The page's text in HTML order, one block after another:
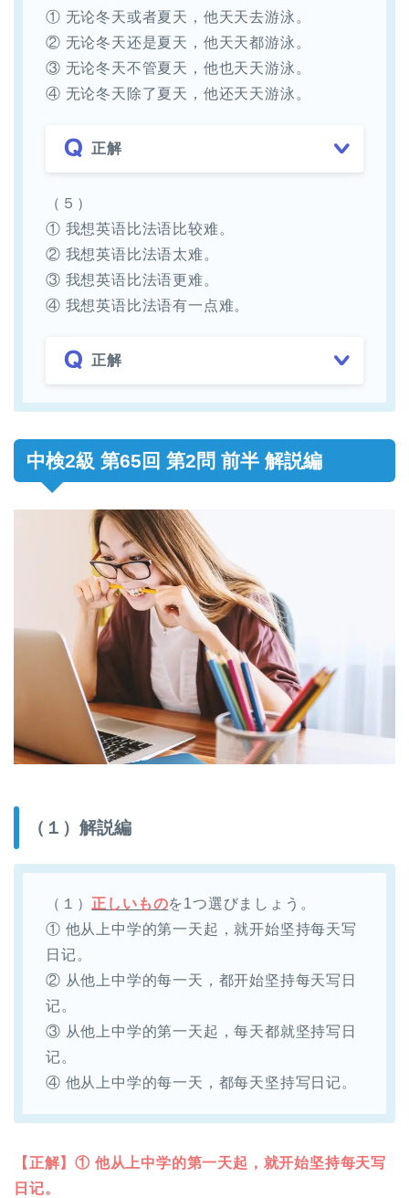
① 无论冬天或者夏天，他天天去游泳。
② 无论冬天还是夏天，他天天都游泳。
③ 无论冬天不管夏天，他也天天游泳。
④ 无论冬天除了夏天，他还天天游泳。
正解
（５）
① 我想英语比法语比较难。
② 我想英语比法语太难。
③ 我想英语比法语更难。
④ 我想英语比法语有一点难。
正解
中検2級 第65回 第2問 前半 解説編
（１）解説編
（１） 正しいものを1つ選びましょう。
① 他从上中学的第一天起，就开始坚持每天写
日记。
② 从他上中学的每一天，都开始坚持每天写日
记。
③ 从他上中学的第一天起，每天都就坚持写日
记。
④ 他从上中学的每一天，都每天坚持写日记。
【正解】① 他从上中学的第一天起，就开始坚持每天写
日记。